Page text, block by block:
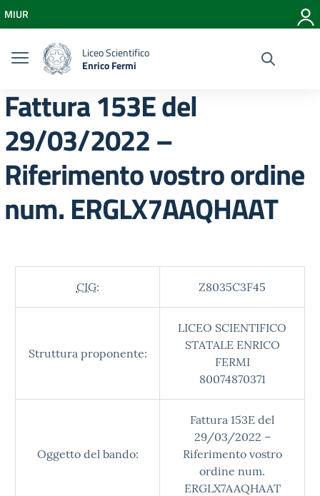
Vai al menu di navigazione
Vai al footer
MIUR
Liceo Scientifico
Enrico Fermi
Fattura 153E del
29/03/2022 –
Riferimento vostro ordine
num. ERGLX7AAQHAAT
CIG: Z8035C3F45
Struttura proponente:
LICEO SCIENTIFICO
STATALE ENRICO
FERMI
80074870371
Oggetto del bando:
Fattura 153E del
29/03/2022 –
Riferimento vostro
ordine num.
ERGLX7AAQHAAT